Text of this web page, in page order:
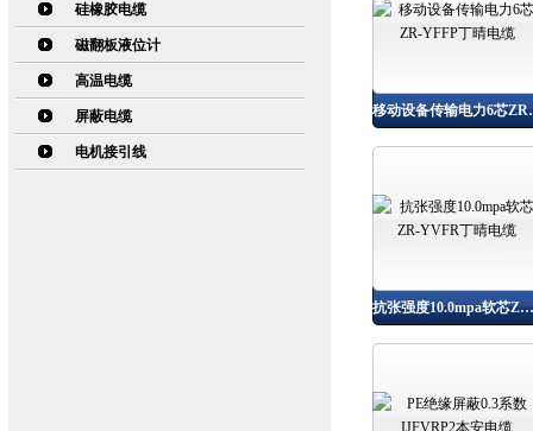
硅橡胶电缆
磁翻板液位计
高温电缆
屏蔽电缆
电机接引线
移动设备
抗张强度10.0mpa软芯ZR-YVFR丁晴电缆